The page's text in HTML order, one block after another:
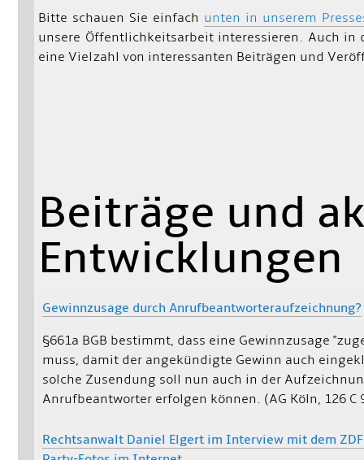
Bitte schauen Sie einfach unten in unserem
unsere Öffentlichkeitsarbeit interessieren. Auch in
eine Vielzahl von interessanten Beiträgen und
Beiträge und
Entwicklungen
Gewinnzusage durch Anrufbeantworteraufzeichnung?
§661a BGB bestimmt, dass eine Gewinnzusage
muss, damit der angekündigte Gewinn auch
solche Zusendung soll nun auch in der
Anrufbeantworter erfolgen können. (AG Köln, 126 C
Rechtsanwalt Daniel Elgert im Interview mit dem